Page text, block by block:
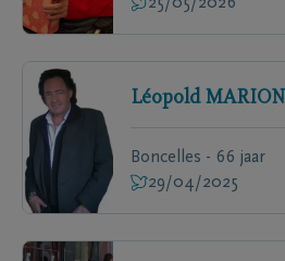
Léopold MARION
Boncelles - 66 jaar
29/04/2025